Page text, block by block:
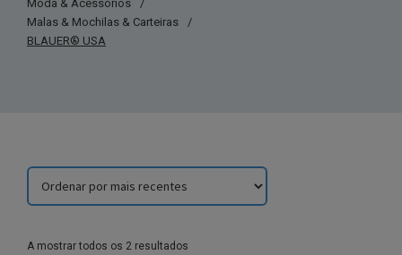
Moda & Acessórios
/
Malas & Mochilas & Carteiras
/
BLAUER® USA
A mostrar todos os 2 resultados